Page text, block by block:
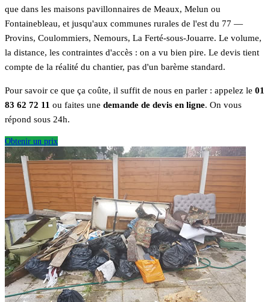
que dans les maisons pavillonnaires de Meaux, Melun ou
Fontainebleau, et jusqu'aux communes rurales de l'est du 77 —
Provins, Coulommiers, Nemours, La Ferté-sous-Jouarre. Le volume,
la distance, les contraintes d'accès : on a vu bien pire. Le devis tient
compte de la réalité du chantier, pas d'un barème standard.
Pour savoir ce que ça coûte, il suffit de nous en parler : appelez le 01
83 62 72 11 ou faites une demande de devis en ligne. On vous
répond sous 24h.
Obtenir un prix